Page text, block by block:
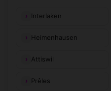
Interlaken
Heimenhausen
Attiswil
Prêles